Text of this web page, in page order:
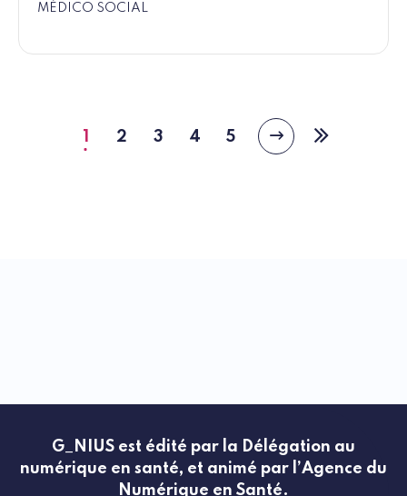
MÉDICO SOCIAL
PagePage
2
Page
3
Page
4
Page
5
Page
suivante
Dernière
G_NIUS est édité par la Délégation au
numérique en santé, et animé par l’Agence du
Numérique en Santé.